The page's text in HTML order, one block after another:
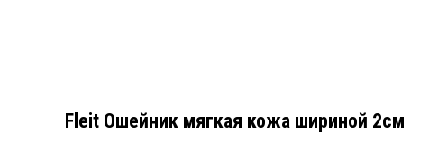
Fleit Ошейник мягкая кожа шириной 2см